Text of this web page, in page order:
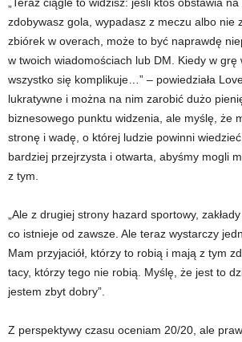
zdobywasz gola, wypadasz z meczu albo nie
zbiórek w overach, może to być naprawdę
w twoich wiadomościach lub DM. Kiedy w grę
wszystko się komplikuje…” – powiedziała
lukratywne i można na nim zarobić dużo
biznesowego punktu widzenia, ale myślę, że
stronę i wadę, o której ludzie powinni
bardziej przejrzysta i otwarta, abyśmy mogli
z tym.
„Ale z drugiej strony hazard sportowy,
co istnieje od zawsze. Ale teraz wystarczy
Mam przyjaciół, którzy to robią i mają z tym
tacy, którzy tego nie robią. Myślę, że jest to
jestem zbyt dobry”.
Z perspektywy czasu oceniam 20/20, ale